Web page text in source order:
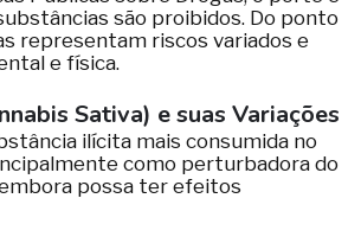
são proibidos. Do ponto
representam riscos variados e
e física.
Sativa) e suas Variações
ilícita mais consumida no
como perturbadora do
possa ter efeitos